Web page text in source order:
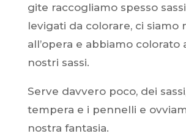
gite raccogliamo spesso
levigati da colorare, ci siamo
all’opera e abbiamo colorato
nostri sassi.
Serve davvero poco, dei
tempera e i pennelli e
nostra fantasia.